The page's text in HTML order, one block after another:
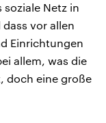
Netz in
vor allen
Einrichtungen
allem, was die
doch eine große